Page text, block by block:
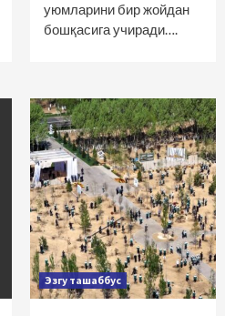
уюмларини бир жойдан
бошқасига учиради….
Эзгу ташаббус